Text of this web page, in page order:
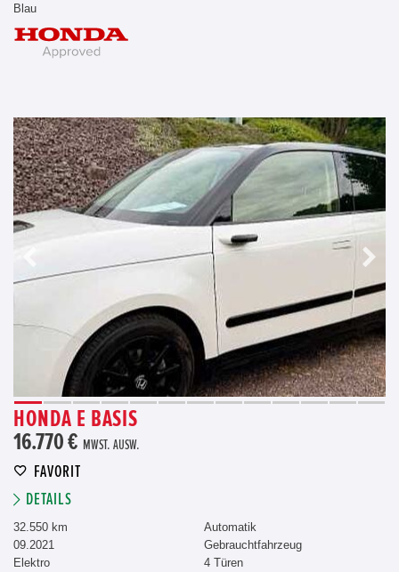
Blau
HONDA E BASIS
16.770 € MWST. AUSW.
FAVORIT
DETAILS
32.550 km
09.2021
Elektro
Automatik
Gebrauchtfahrzeug
4 Türen